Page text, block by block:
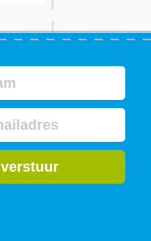
verstuur